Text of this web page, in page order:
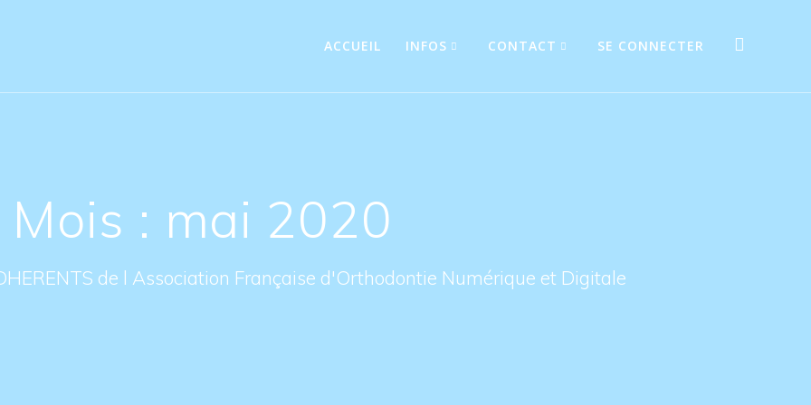
ACCUEIL INFOS CONTACT SE CONNECTER
Mois : mai 2020
de l Association Française d'Orthodontie Numérique et Digitale